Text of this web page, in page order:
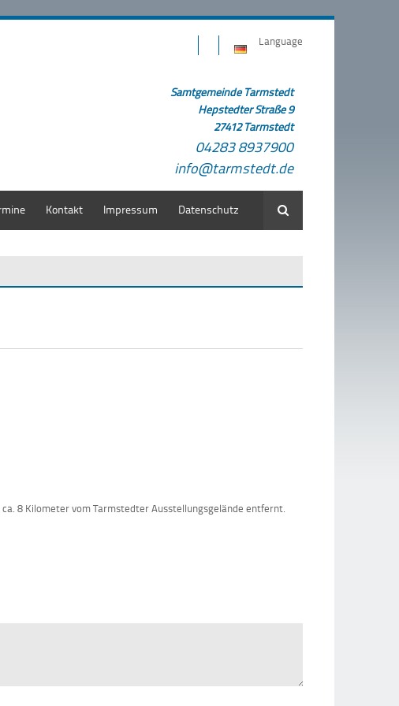
Language
Samtgemeinde Tarmstedt
Hepstedter Straße 9
27412 Tarmstedt
04283 8937900
info@tarmstedt.de
Kontakt Impressum Datenschutz Suche
8 Kilometer vom Tarmstedter Ausstellungsgelände entfernt.